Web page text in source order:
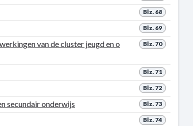
Blz. 68
Blz. 69
Blz. 70
van de cluster jeugd en o
Blz. 71
Blz. 72
Blz. 73
secundair onderwijs
Blz. 74